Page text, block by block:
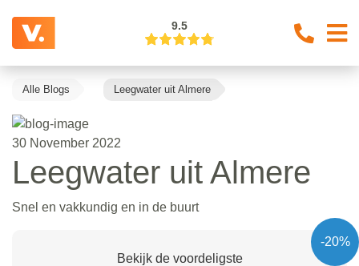
9.5
Alle Blogs Leegwater uit Almere
30 November 2022
Leegwater uit Almere
Snel en vakkundig en in de buurt
-20%
Bekijk de voordeligste